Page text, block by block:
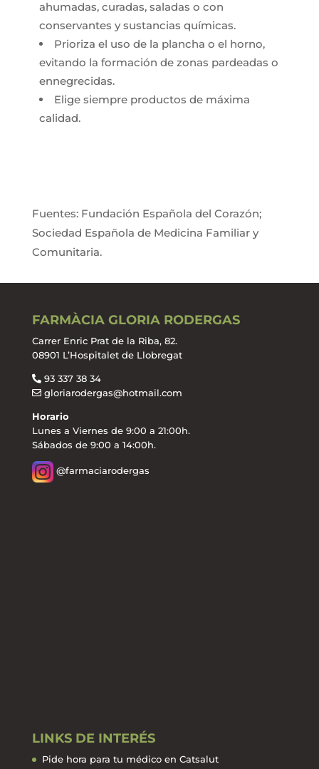
ahumadas, curadas, saladas o con
conservantes y sustancias químicas.
Prioriza el uso de la plancha o el horno,
evitando la formación de zonas pardeadas o
ennegrecidas.
Elige siempre productos de máxima
calidad.
Fuentes: Fundación Española del Corazón;
Sociedad Española de Medicina Familiar y
Comunitaria.
FARMÀCIA GLORIA RODERGAS
Carrer Enric Prat de la Riba, 82.
08901 L’Hospitalet de Llobregat
93 337 38 34
gloriarodergas@hotmail.com
Horario
Lunes a Viernes de 9:00 a 21:00h.
Sábados de 9:00 a 14:00h.
@farmaciarodergas
LINKS DE INTERÉS
Pide hora para tu médico en Catsalut